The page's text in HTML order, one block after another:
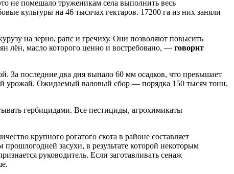
не помешало труженикам села выполнить весь
культуры на 46 тысячах гектаров. 17200 га из них заняли
на зерно, рапс и гречиху. Они позволяют повысить
лён, масло которого ценно и востребовано, — говорит
За последние два дня выпало 60 мм осадков, что превышает
урожай. Ожидаемый валовый сбор — порядка 150 тысяч тонн.
гербицидами. Все пестициды, агрохимикаты
крупного рогатого скота в районе составляет
засухи, в результате которой некоторым
руководитель. Если заготавливать сенаж